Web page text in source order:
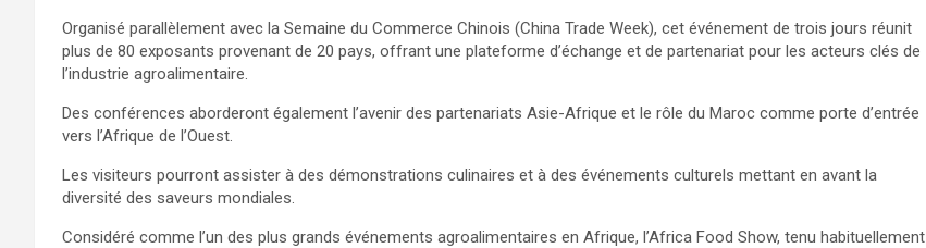
Organisé parallèlement avec la Semaine du Commerce Chinois (China Trade Week), cet événement de trois jours réunit
plus de 80 exposants provenant de 20 pays, offrant une plateforme d’échange et de partenariat pour les acteurs clés de
l’industrie agroalimentaire.
Des conférences aborderont également l’avenir des partenariats Asie-Afrique et le rôle du Maroc comme porte d’entrée
vers l’Afrique de l’Ouest.
Les visiteurs pourront assister à des démonstrations culinaires et à des événements culturels mettant en avant la
diversité des saveurs mondiales.
Considéré comme l’un des plus grands événements agroalimentaires en Afrique, l’Africa Food Show, tenu habituellement